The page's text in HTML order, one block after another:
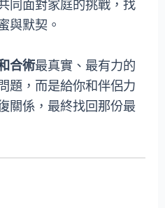
同面對家庭的挑戰，找
與默契。
合術最真實、最有力的
題，而是給你和伴侶力
關係，最終找回那份最